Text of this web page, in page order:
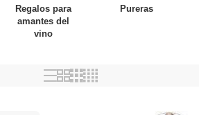
Regalos para
amantes del
vino
Pureras